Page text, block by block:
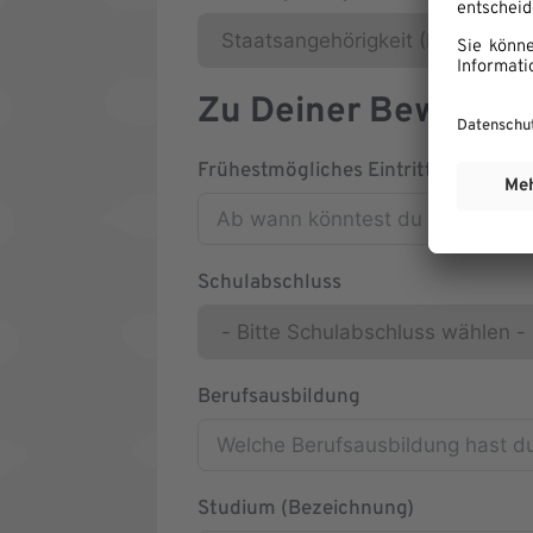
Zu Deiner
Frühestmögliches Eintrittsdatum
Schulabschluss
Berufsausbildung
Studium (Bezeichnung)